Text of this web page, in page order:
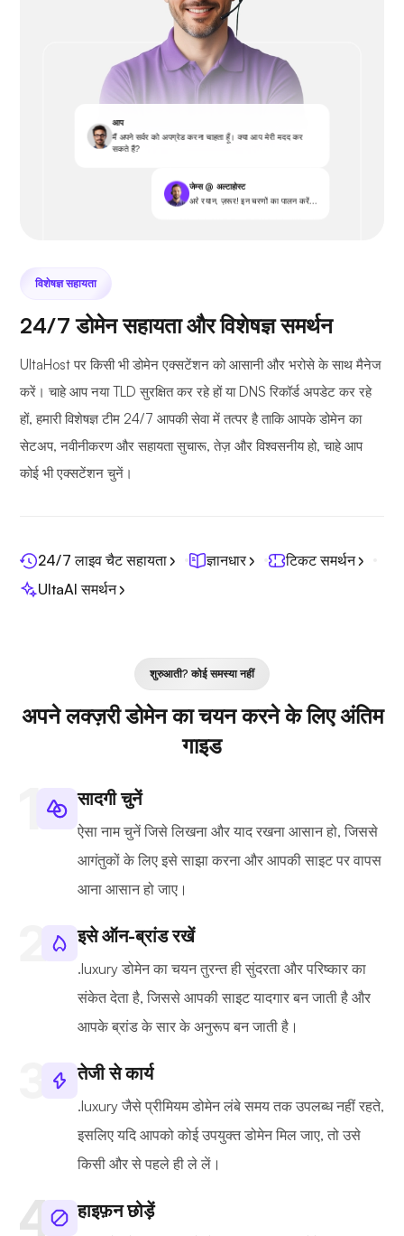
आप
मैं अपने सर्वर को अपग्रेड करना चाहता हूँ। क्या आप मेरी मदद कर
सकते हैं?
जेम्स @ अल्टाहोस्ट
अरे रयान, ज़रूर! इन चरणों का पालन करें...
विशेषज्ञ सहायता
24/7 डोमेन सहायता और विशेषज्ञ समर्थन
UltaHost पर किसी भी डोमेन एक्सटेंशन को आसानी और भरोसे के साथ मैनेज
करें। चाहे आप नया TLD सुरक्षित कर रहे हों या DNS रिकॉर्ड अपडेट कर रहे
हों, हमारी विशेषज्ञ टीम 24/7 आपकी सेवा में तत्पर है ताकि आपके डोमेन का
सेटअप, नवीनीकरण और सहायता सुचारू, तेज़ और विश्वसनीय हो, चाहे आप
कोई भी एक्सटेंशन चुनें।
24/7 लाइव चैट सहायता ज्ञानधार
टिकट समर्थन
UltaAI समर्थन
शुरुआती? कोई समस्या नहीं
अपने लक्ज़री डोमेन का चयन करने के लिए अंतिम
गाइड
सादगी चुनें
ऐसा नाम चुनें जिसे लिखना और याद रखना आसान हो, जिससे
आगंतुकों के लिए इसे साझा करना और आपकी साइट पर वापस
आना आसान हो जाए।
इसे ऑन-ब्रांड रखें
.luxury डोमेन का चयन तुरन्त ही सुंदरता और परिष्कार का
संकेत देता है, जिससे आपकी साइट यादगार बन जाती है और
आपके ब्रांड के सार के अनुरूप बन जाती है।
तेजी से कार्य
.luxury जैसे प्रीमियम डोमेन लंबे समय तक उपलब्ध नहीं रहते,
इसलिए यदि आपको कोई उपयुक्त डोमेन मिल जाए, तो उसे
किसी और से पहले ही ले लें।
हाइफ़न छोड़ें